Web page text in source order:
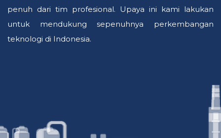
penuh dari tim profesional. Upaya ini kami lakukan
untuk mendukung sepenuhnya perkembangan
teknologi di Indonesia.